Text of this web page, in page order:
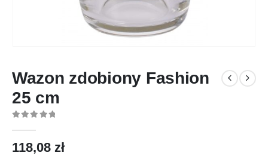
Wazon zdobiony Fashion
25 cm
118,08 zł